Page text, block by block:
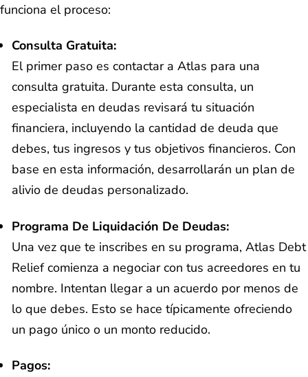
funciona el proceso:
Consulta Gratuita:
El primer paso es contactar a Atlas para una
consulta gratuita. Durante esta consulta, un
especialista en deudas revisará tu situación
financiera, incluyendo la cantidad de deuda que
debes, tus ingresos y tus objetivos financieros. Con
base en esta información, desarrollarán un plan de
alivio de deudas personalizado.
Programa De Liquidación De Deudas:
Una vez que te inscribes en su programa, Atlas Debt
Relief comienza a negociar con tus acreedores en tu
nombre. Intentan llegar a un acuerdo por menos de
lo que debes. Esto se hace típicamente ofreciendo
un pago único o un monto reducido.
Pagos: